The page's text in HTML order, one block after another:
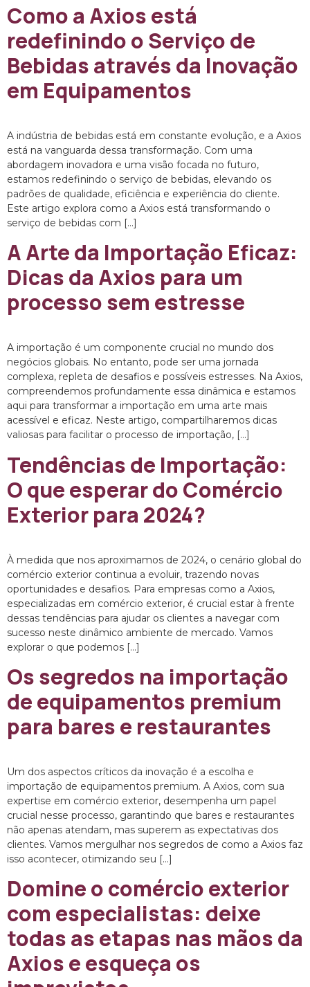
Como a Axios está
redefinindo o Serviço de
Bebidas através da Inovação
em Equipamentos
A indústria de bebidas está em constante evolução, e a Axios
está na vanguarda dessa transformação. Com uma
abordagem inovadora e uma visão focada no futuro,
estamos redefinindo o serviço de bebidas, elevando os
padrões de qualidade, eficiência e experiência do cliente.
Este artigo explora como a Axios está transformando o
serviço de bebidas com […]
A Arte da Importação Eficaz:
Dicas da Axios para um
processo sem estresse
A importação é um componente crucial no mundo dos
negócios globais. No entanto, pode ser uma jornada
complexa, repleta de desafios e possíveis estresses. Na Axios,
compreendemos profundamente essa dinâmica e estamos
aqui para transformar a importação em uma arte mais
acessível e eficaz. Neste artigo, compartilharemos dicas
valiosas para facilitar o processo de importação, […]
Tendências de Importação:
O que esperar do Comércio
Exterior para 2024?
À medida que nos aproximamos de 2024, o cenário global do
comércio exterior continua a evoluir, trazendo novas
oportunidades e desafios. Para empresas como a Axios,
especializadas em comércio exterior, é crucial estar à frente
dessas tendências para ajudar os clientes a navegar com
sucesso neste dinâmico ambiente de mercado. Vamos
explorar o que podemos […]
Os segredos na importação
de equipamentos premium
para bares e restaurantes
Um dos aspectos críticos da inovação é a escolha e
importação de equipamentos premium. A Axios, com sua
expertise em comércio exterior, desempenha um papel
crucial nesse processo, garantindo que bares e restaurantes
não apenas atendam, mas superem as expectativas dos
clientes. Vamos mergulhar nos segredos de como a Axios faz
isso acontecer, otimizando seu […]
Domine o comércio exterior
com especialistas: deixe
todas as etapas nas mãos da
Axios e esqueça os